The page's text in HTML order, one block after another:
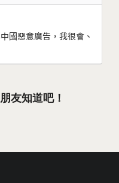
國惡意廣告，我很會、
友知道吧！